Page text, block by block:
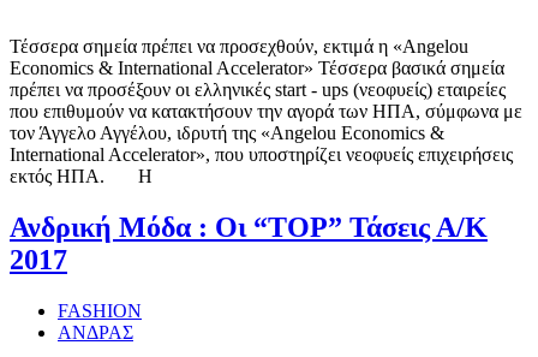
Τέσσερα σημεία πρέπει να προσεχθούν, εκτιμά η «Αngelou
Economics & International Accelerator» Τέσσερα βασικά σημεία
πρέπει να προσέξουν οι ελληνικές start - ups (νεοφυείς) εταιρείες
που επιθυμούν να κατακτήσουν την αγορά των ΗΠΑ, σύμφωνα με
τον Άγγελο Αγγέλου, ιδρυτή της «Αngelou Economics &
International Accelerator», που υποστηρίζει νεοφυείς επιχειρήσεις
εκτός ΗΠΑ. Η
Ανδρική Μόδα : Οι “TOP” Τάσεις Α/Κ
2017
FASHION
ΑΝΔΡΑΣ